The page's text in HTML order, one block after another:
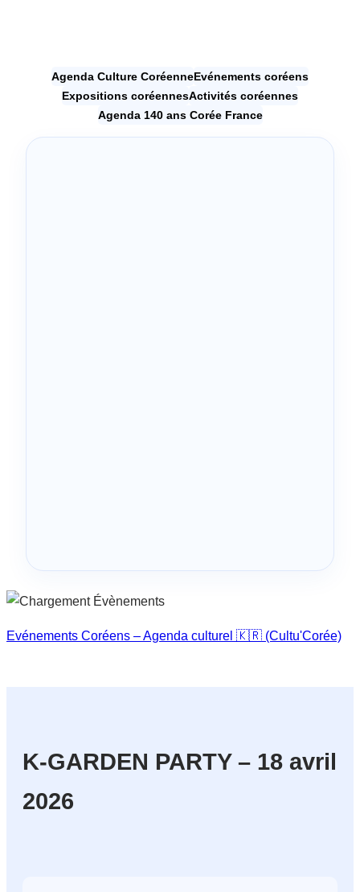
Agenda Culture CoréenneEvénements coréens
Expositions coréennesActivités coréennes
Agenda 140 ans Corée France
Evénements Coréens – Agenda culturel 🇰🇷 (Cultu'Corée)
K-GARDEN PARTY – 18 avril
2026